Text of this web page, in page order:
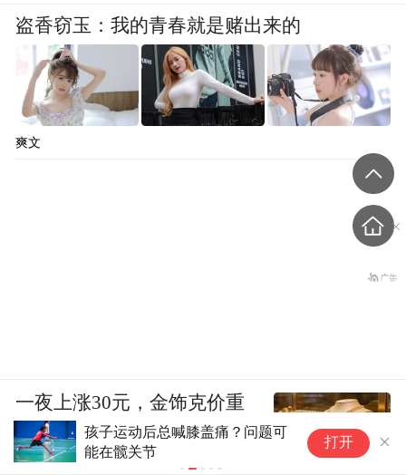
孩子运动后总喊膝盖痛？问题可
能在髋关节
打开
盗香窃玉：我的青春就是赌出来的
爽文
一夜上涨30元，金饰克价重
回1300元